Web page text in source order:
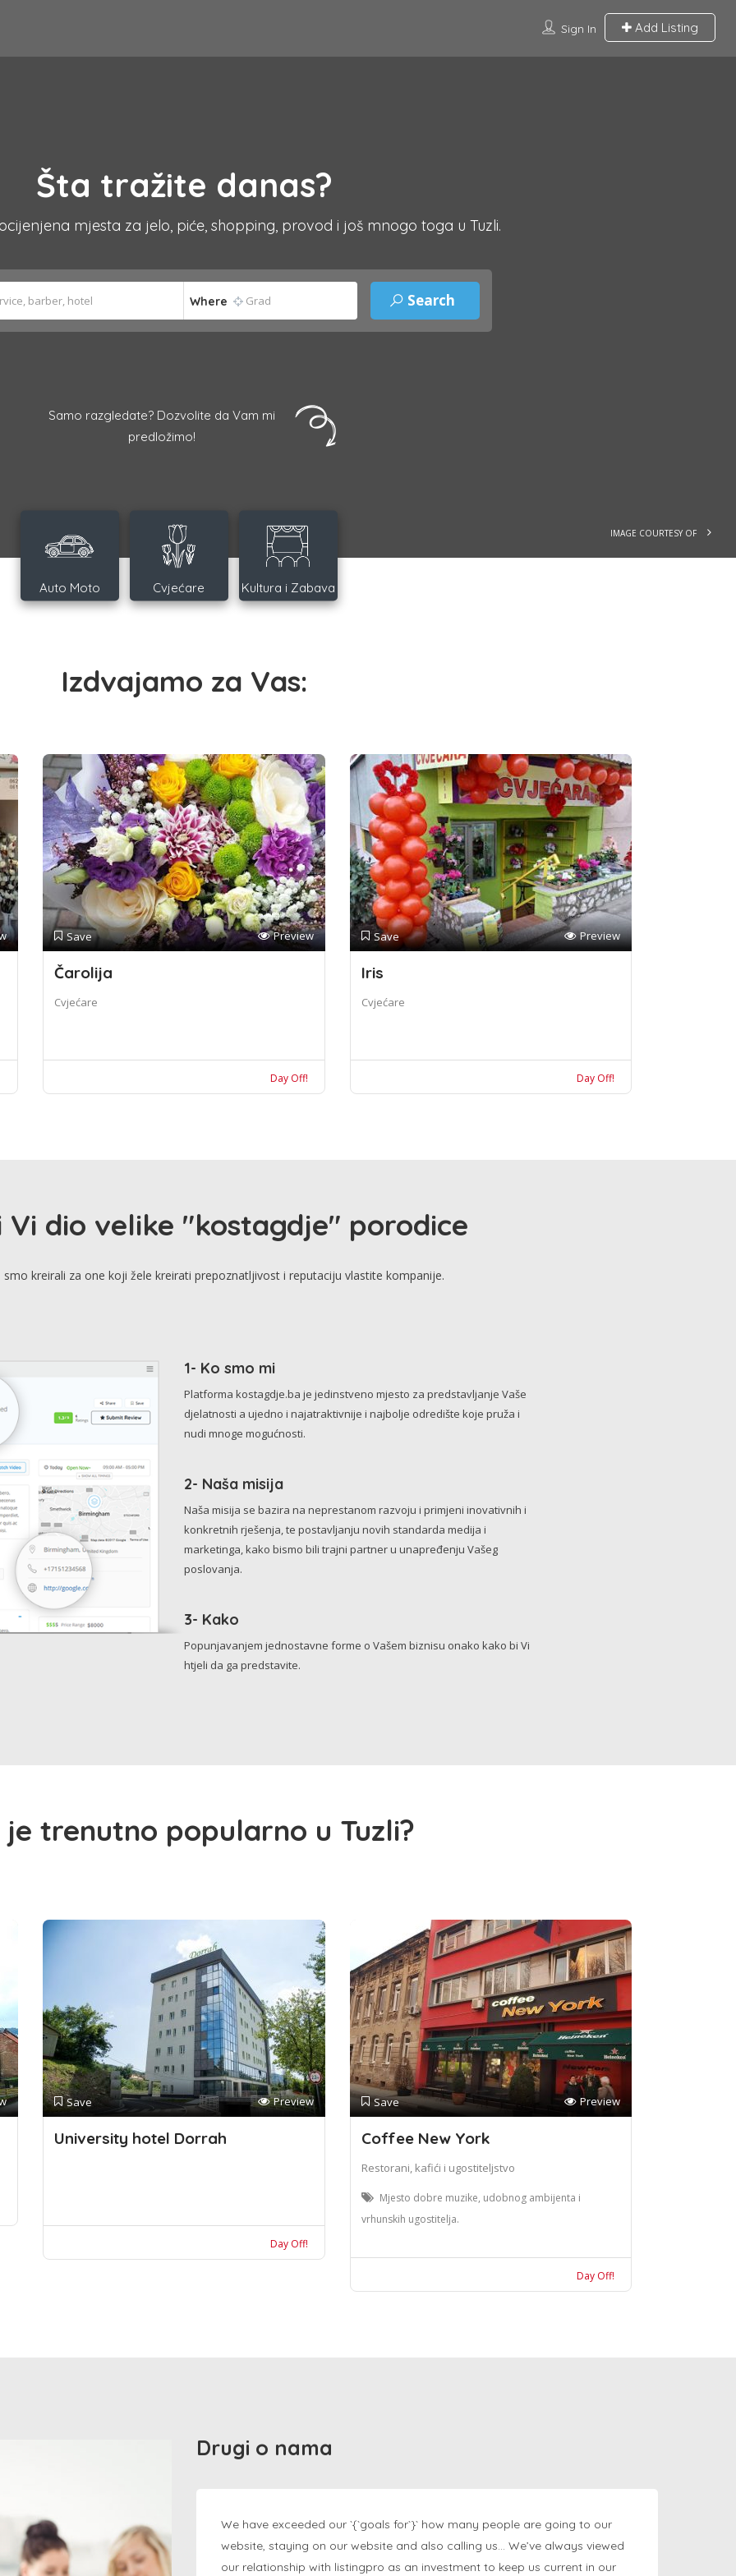
Sign In Add Listing
IMAGE COURTESY OF
Šta tražite danas?
mjesta za jelo, piće, shopping, provod i još mnogo toga u Tuzli.
Where
Samo razgledate? Dozvolite da Vam mi
predložimo!
Auto Moto Cvjećare Kultura i Zabava
Izdvajamo za Vas:
Save Preview
Čarolija
Cvjećare
Day Off!
Save Preview
Iris
Cvjećare
Day Off!
Vi dio velike "kostagdje" porodice
kreirali za one koji žele kreirati prepoznatljivost i reputaciju vlastite kompanije.
1- Ko smo mi
Platforma kostagdje.ba je jedinstveno mjesto za predstavljanje Vaše
djelatnosti a ujedno i najatraktivnije i najbolje odredište koje pruža i
nudi mnoge mogućnosti.
2- Naša misija
Naša misija se bazira na neprestanom razvoju i primjeni inovativnih i
konkretnih rješenja, te postavljanju novih standarda medija i
marketinga, kako bismo bili trajni partner u unapređenju Vašeg
poslovanja.
3- Kako
Popunjavanjem jednostavne forme o Vašem biznisu onako kako bi Vi
htjeli da ga predstavite.
je trenutno popularno u Tuzli?
Save Preview
University hotel Dorrah
Day Off!
Save Preview
Coffee New York
Restorani, kafići i ugostiteljstvo
Mjesto dobre muzike, udobnog ambijenta i
vrhunskih ugostitelja.
Day Off!
Drugi o nama
We have exceeded our `{`goals for`}` how many people are going to our
website, staying on our website and also calling us… We’ve always viewed
our relationship with listingpro as an investment to keep us current in our